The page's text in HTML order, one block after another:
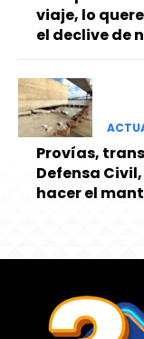
viaje, lo
el declive de
Provías,
Defensa
hacer el